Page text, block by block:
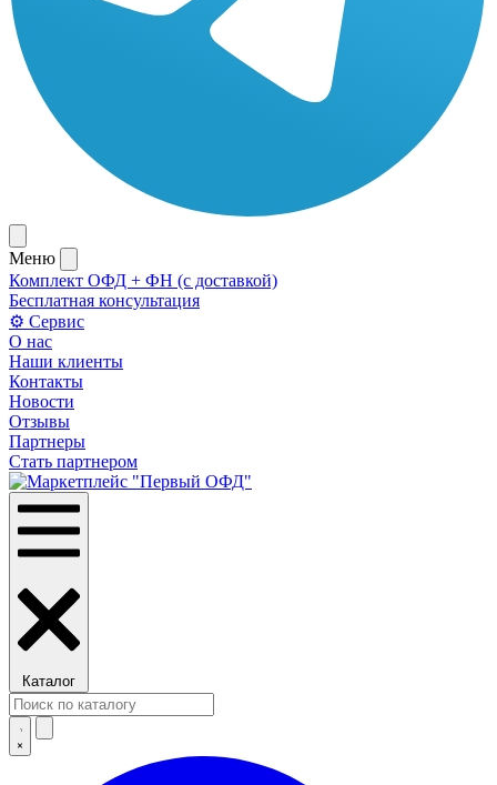
Меню
Комплект ОФД + ФН (с доставкой)
Бесплатная консультация
⚙️ Сервис
О нас
Наши клиенты
Контакты
Новости
Отзывы
Партнеры
Стать партнером
Каталог